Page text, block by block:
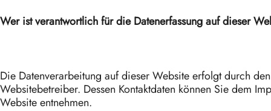
Wer ist verantwortlich für die Datenerfassung auf dieser
Die Datenverarbeitung auf dieser Website erfolgt durch den
Websitebetreiber. Dessen Kontaktdaten können Sie dem
Website entnehmen.